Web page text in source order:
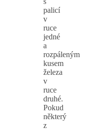
palicí
v
ruce
jedné
a
rozpáleným
kusem
železa
v
ruce
druhé.
Pokud
některý
z